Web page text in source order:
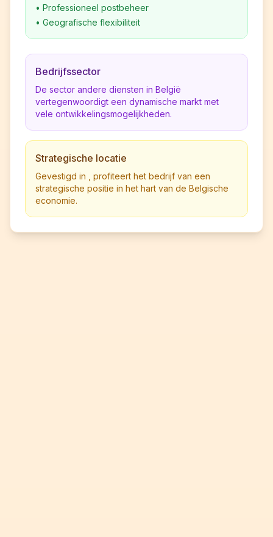
• Professioneel postbeheer
• Geografische flexibiliteit
Bedrijfssector
De sector andere diensten in België
vertegenwoordigt een dynamische markt met
vele ontwikkelingsmogelijkheden.
Strategische locatie
Gevestigd in , profiteert het bedrijf van een
strategische positie in het hart van de Belgische
economie.